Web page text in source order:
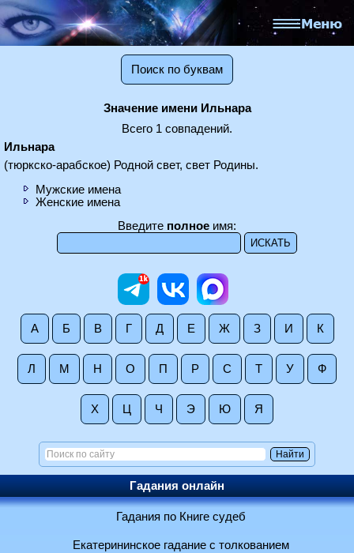
Поиск по буквам
Значение имени Ильнара
Всего 1 совпадений.
Ильнара
(тюркско-арабское) Родной свет, свет Родины.
Мужские имена
Женские имена
Введите полное имя:
А Б В Г Д Е Ж З И К
Л М Н О П Р С Т У Ф
Х Ц Ч Э Ю Я
Гадания онлайн
Гадания по Книге судеб
Екатерининское гадание с толкованием